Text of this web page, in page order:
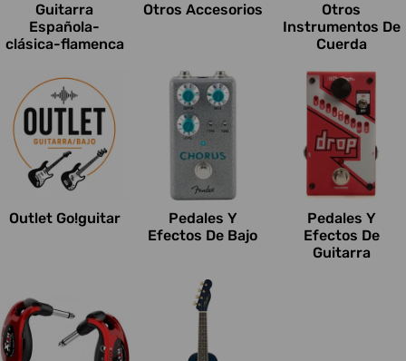
Guitarra
Española-
clásica-flamenca
Otros Accesorios
Otros
Instrumentos De
Cuerda
Outlet Go!guitar
Pedales Y
Efectos De Bajo
Pedales Y
Efectos De
Guitarra